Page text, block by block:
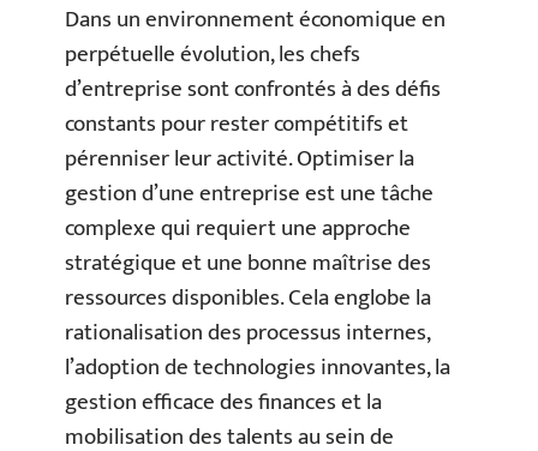
Dans un environnement économique en
perpétuelle évolution, les chefs
d’entreprise sont confrontés à des défis
constants pour rester compétitifs et
pérenniser leur activité. Optimiser la
gestion d’une entreprise est une tâche
complexe qui requiert une approche
stratégique et une bonne maîtrise des
ressources disponibles. Cela englobe la
rationalisation des processus internes,
l’adoption de technologies innovantes, la
gestion efficace des finances et la
mobilisation des talents au sein de